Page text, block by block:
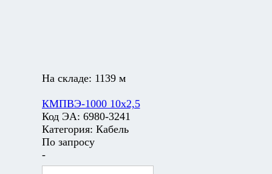
На складе: 1139 м
КМПВЭ-1000 10х2,5
Код ЭА: 6980-3241
Категория: Кабель
По запросу
-